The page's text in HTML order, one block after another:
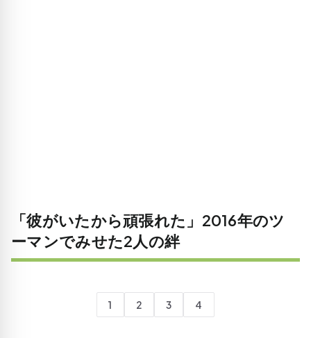
「彼がいたから頑張れた」2016年のツ
ーマンでみせた2人の絆
1 2 3 4